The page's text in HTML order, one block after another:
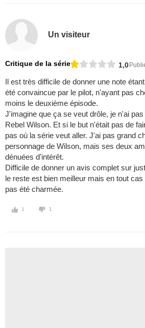
Un visiteur
Critique de la série 1,0
Il est très difficile de donner une note
été convaincue par le pilot, n'ayant pas
moins le deuxième épisode.
J'imagine que ça se veut drôle, je n'ai
Rebel Wilson. Et si le but n'était pas de
pas où la série veut aller. J'ai pas grand
personnage de Wilson, mais ses deux
dénuées d'intérêt.
Difficile de donner un avis complet sur
le reste est bien meilleur mais en tout
pas été charmée.
1 1